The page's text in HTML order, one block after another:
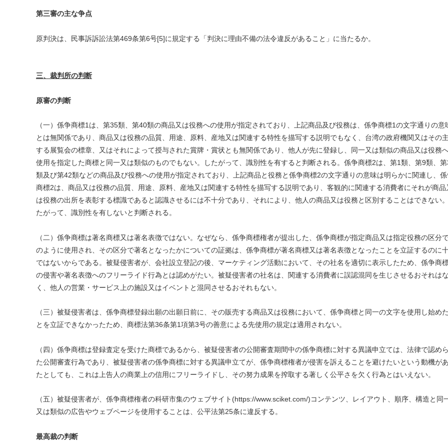
第三審の主な争点
原判決は、民事訴訴訟法第469条第6号[5]に規定する「判決に理由不備の法令違反があること」に当たるか。
三、裁判所の判断
原審の判断
（一）係争商標1は、第35類、第40類の商品又は役務への使用が指定されており、上記商品及び役務は、係争商標1の文字通りの意
とは無関係であり、商品又は役務の品質、用途、原料、産地又は関連する特性を描写する説明でもなく、台湾の政府機関又はその
する展覧会の標章、又はそれによって授与された賞牌・賞状とも無関係であり、他人が先に登録し、同一又は類似の商品又は役務
使用を指定した商標と同一又は類似のものでもない。したがって、識別性を有すると判断される。係争商標2は、第1類、第9類、
類及び第42類などの商品及び役務への使用が指定されており、上記商品と役務と係争商標2の文字通りの意味は明らかに関連し、
商標2は、商品又は役務の品質、用途、原料、産地又は関連する特性を描写する説明であり、客観的に関連する消費者にそれが商品
は役務の出所を表彰する標識であると認識させるには不十分であり、それにより、他人の商品又は役務と区別することはできない
たがって、識別性を有しないと判断される。
（二）係争商標は著名商標又は著名表徴ではない。なぜなら、係争商標権者が提出した、係争商標が指定商品又は指定役務の区分
のように使用され、その区分で著名となったかについての証拠は、係争商標が著名商標又は著名表徴となったことを立証するのに
ではないからである。被疑侵害者が、会社設立登記の後、マーケティング活動において、その社名を適切に表示したため、係争商
の侵害や著名表徴へのフリーライド行為とは認めがたい。被疑侵害者の社名は、関連する消費者に誤認混同を生じさせるおそれはな
く、他人の営業・サービス上の施設又はイベントと混同させるおそれもない。
（三）被疑侵害者は、係争商標登録出願の出願日前に、その販売する商品又は役務において、係争商標と同一の文字を使用し始め
とを立証できなかったため、商標法第36条第1項第3号の善意による先使用の規定は適用されない。
（四）係争商標は登録査定を受けた商標であるから、被疑侵害者の公開審査期間中の係争商標に対する異議申立ては、法律で認め
た公開審査行為であり、被疑侵害者の係争商標に対する異議申立てが、係争商標権者が侵害を訴えることを避けたいという動機が
たとしても、これは上告人の商業上の信用にフリーライドし、その努力成果を搾取する著しく公平さを欠く行為とはいえない。
（五）被疑侵害者が、係争商標権者の科研市集のウェブサイト(https://www.sciket.com/)コンテンツ、レイアウト、順序、構造と同
又は類似の広告やウェブページを使用することは、公平法第25条に違反する。
最高裁の判断